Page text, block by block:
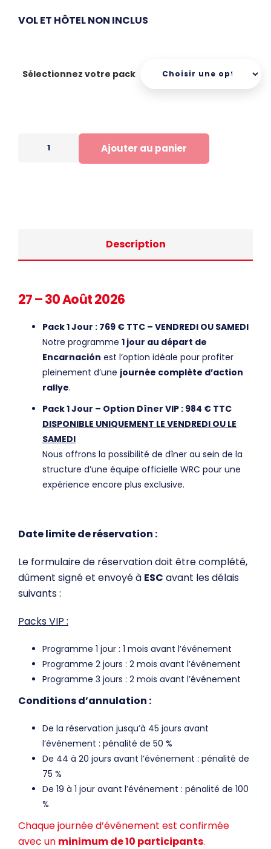
VOL ET HÔTEL NON INCLUS
Sélectionnez votre pack
Ajouter au panier
Description
27 – 30 Août 2026
Pack 1 Jour : 769 € TTC – VENDREDI OU SAMEDI
Notre programme 1 jour au départ de
Encarnación est l’option idéale pour profiter
pleinement d’une journée complète d’action
rallye.
Pack 1 Jour – Option Dîner VIP : 984 € TTC
DISPONIBLE UNIQUEMENT LE VENDREDI OU LE
SAMEDI
Nous offrons la possibilité de dîner au sein de la
structure d’une équipe officielle WRC pour une
expérience encore plus exclusive.
Date limite de réservation :
Le formulaire de réservation doit être complété,
dûment signé et envoyé à ESC avant les délais
suivants :
Packs VIP :
Programme 1 jour : 1 mois avant l’événement
Programme 2 jours : 2 mois avant l’événement
Programme 3 jours : 2 mois avant l’événement
Conditions d’annulation :
De la réservation jusqu’à 45 jours avant
l’événement : pénalité de 50 %
De 44 à 20 jours avant l’événement : pénalité de
75 %
De 19 à 1 jour avant l’événement : pénalité de 100
%
Chaque journée d’événement est confirmée
avec un minimum de 10 participants.